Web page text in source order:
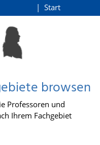
Start
browsen
Professoren und
Ihrem Fachgebiet